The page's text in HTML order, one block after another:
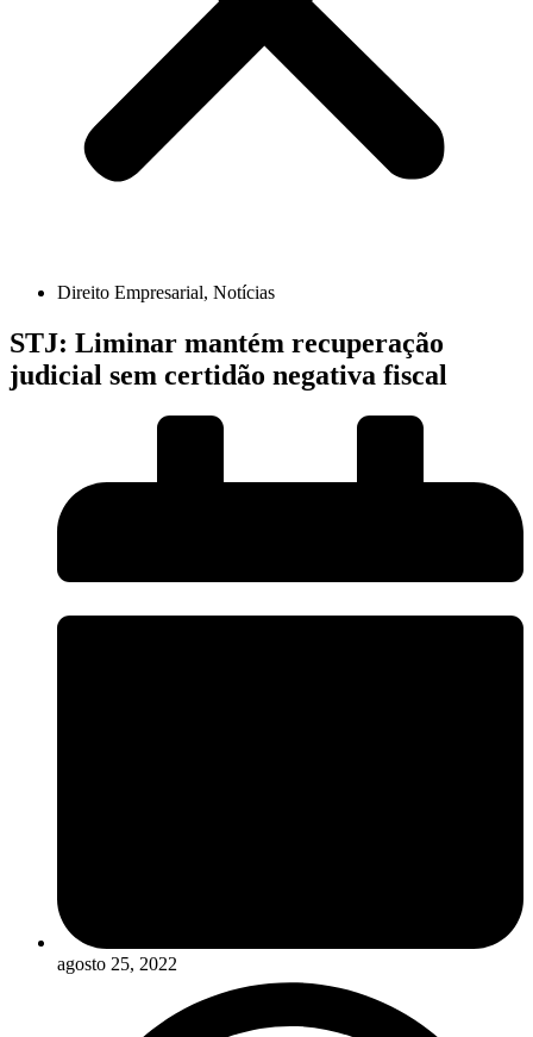
Direito Empresarial, Notícias
STJ: Liminar mantém recuperação
judicial sem certidão negativa fiscal
agosto 25, 2022